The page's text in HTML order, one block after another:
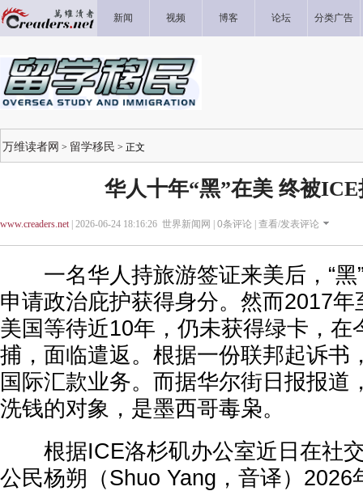
新闻 视频 博客 论坛 分类广告
万维读者网 > 留学移民 > 正文
华人十年“黑”在美 终被
www.creaders.net| 2026-06-24 18:16:26 世界新闻网 | 0条评论 | 查看/发表评论
一名华人持旅游签证来美后，“黑
申请政治庇护获得身分。然而2017
美国等待近10年，仍未获得绿卡，在
捕，面临遣返。根据一份联邦起诉书
国际汇款业务。而据华尔街日报报道
洗钱的对象，是墨西哥毒枭。
根据ICE洛杉矶办公室近日在社交
公民杨朔（Shuo Yang，音译）2026